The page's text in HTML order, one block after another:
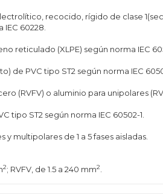
recocido, rígido de clase
IEC 60228.
reticulado (XLPE) según norma IEC
de PVC tipo ST2 según norma IEC
(RVFV) o aluminio para unipolares
tipo ST2 según norma IEC 60502-1.
multipolares de 1 a 5 fases aisladas.
2; RVFV, de 1.5 a 240 mm2.